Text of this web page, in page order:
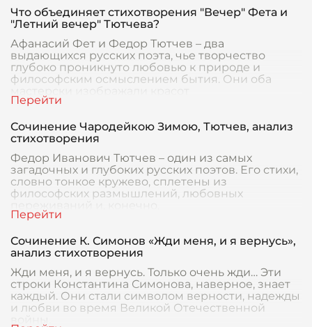
Что объединяет стихотворения "Вечер" Фета и
"Летний вечер" Тютчева?
Афанасий Фет и Федор Тютчев – два
выдающихся русских поэта, чье творчество
глубоко проникнуто любовью к природе и
философским осмыслением бытия. Они оба
мастерски изображали красот
Сочинение Чародейкою Зимою, Тютчев, анализ
стихотворения
Федор Иванович Тютчев – один из самых
загадочных и глубоких русских поэтов. Его стихи,
словно тонкое кружево, сплетены из
философских размышлений, любовных
Сочинение К. Симонов «Жди меня, и я вернусь»,
анализ стихотворения
Жди меня, и я вернусь. Только очень жди… Эти
строки Константина Симонова, наверное, знает
каждый. Они стали символом верности, надежды
и любви во время Великой Отечественной